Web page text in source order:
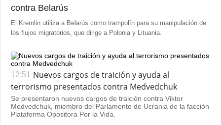
Crimen
Desastres y
emergencias
ADICIONAL
Podcasts
Publicaciones
Entrevistas
Fotos
SERVICIOS
Suscripción
Banco de
imágenes
contra Belarús
El Kremlin utiliza a Belarús como trampolín para su manipulación de
los flujos migratorios, que dirige a Polonia y Lituania.
12:51
Nuevos cargos de traición y ayuda al
terrorismo presentados contra Medvedchuk
Se presentaron nuevos cargos de traición contra Viktor
Medvedchuk, miembro del Parlamento de Ucrania de la facción
Plataforma Opositora Por la Vida.